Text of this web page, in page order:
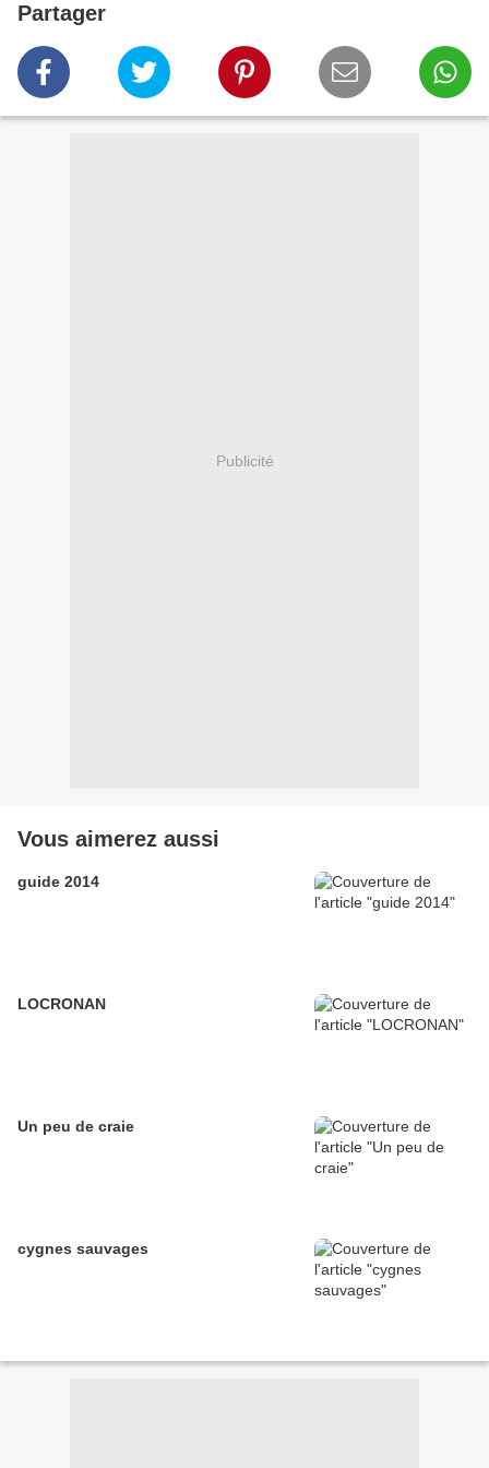
Partager
Publicité
Vous aimerez aussi
guide 2014
LOCRONAN
Un peu de craie
cygnes sauvages